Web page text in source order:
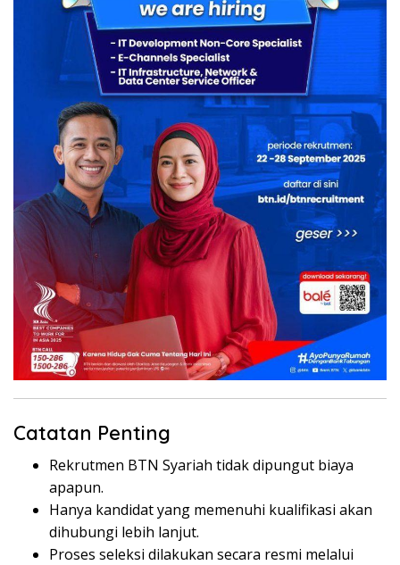
Catatan Penting
Rekrutmen BTN Syariah tidak dipungut biaya
apapun.
Hanya kandidat yang memenuhi kualifikasi akan
dihubungi lebih lanjut.
Proses seleksi dilakukan secara resmi melalui